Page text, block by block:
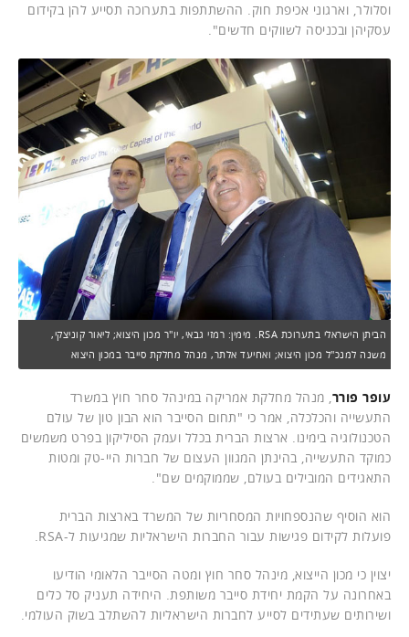
וסלולר, וארגוני אכיפת חוק. ההשתתפות בתערוכה תסייע להן בקידום
עסקיהן ובכניסה לשווקים חדשים".
הביתן הישראלי בתערוכת RSA. מימין: רמזי גבאי, יו"ר מכון היצוא; ליאור קוניצקי,
משנה למנכ"ל מכון היצוא; ואחיעד אלתר, מנהל מחלקת סייבר במכון היצוא
עופר פורר , מנהל מחלקת אמריקה במינהל סחר חוץ במשרד
התעשייה והכלכלה, אמר כי "תחום הסייבר הוא הבון טון של עולם
הטכנולוגיה בימינו. ארצות הברית בכלל ועמק הסיליקון בפרט משמשים
כמוקד התעשייה, בהינתן המגוון העצום של חברות היי-טק ומטות
התאגידים המובילים בעולם, שממוקמים שם".
הוא הוסיף שהנספחויות המסחריות של המשרד בארצות הברית
פועלות לקידום פגישות עבור החברות הישראליות שמגיעות ל-RSA.
יצוין כי מכון הייצוא, מינהל סחר חוץ ומטה הסייבר הלאומי הודיעו
באחרונה על הקמת יחידת סייבר משותפת. היחידה תעניק סל כלים
ושירותים שעתידים לסייע לחברות הישראליות להשתלב בשוק העולמי.